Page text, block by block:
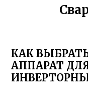
КАК
АППАРАТ